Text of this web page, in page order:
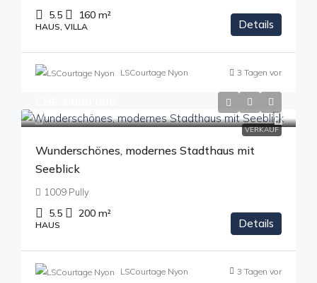
5.5 160 m²
HAUS, VILLA Details
LSCourtage Nyon 3 Tagen vor
VERKAUF
Wunderschönes, modernes Stadthaus mit
Seeblick
1009 Pully
5.5 200 m²
HAUS Details
LSCourtage Nyon 3 Tagen vor